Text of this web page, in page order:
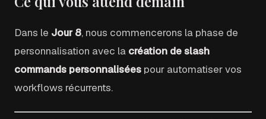
Dans le Jour 8, nous commencerons la phase de
personnalisation avec la création de slash
commands personnalisées pour automatiser vos
workflows récurrents.